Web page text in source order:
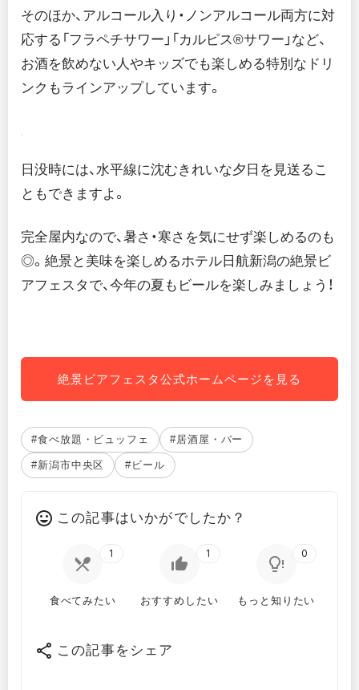
そのほか、アルコール入り・ノンアルコール両方に対
応する「フラペチサワー」「カルピス®サワー」など、
お酒を飲めない人やキッズでも楽しめる特別なドリ
ンクもラインアップしています。
日没時には、水平線に沈むきれいな夕日を見送るこ
ともできますよ。
完全屋内なので、暑さ・寒さを気にせず楽しめるのも
◎。絶景と美味を楽しめるホテル日航新潟の絶景ビ
アフェスタで、今年の夏もビールを楽しみましょう！
絶景ビアフェスタ公式ホームページを見る
#食べ放題・ビュッフェ #居酒屋・バー
#新潟市中央区 #ビール
この記事はいかがでしたか？
食べてみたい
1
おすすめしたい
1
もっと知りたい
0
この記事をシェア